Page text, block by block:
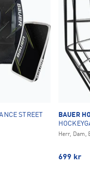
STREET
BAUER
Herr, Dam,
699 kr